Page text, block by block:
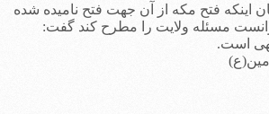
اینکه فتح مکه از آن جهت فتح نامیده شده
مسئله ولایت را مطرح کند گفت:
است.